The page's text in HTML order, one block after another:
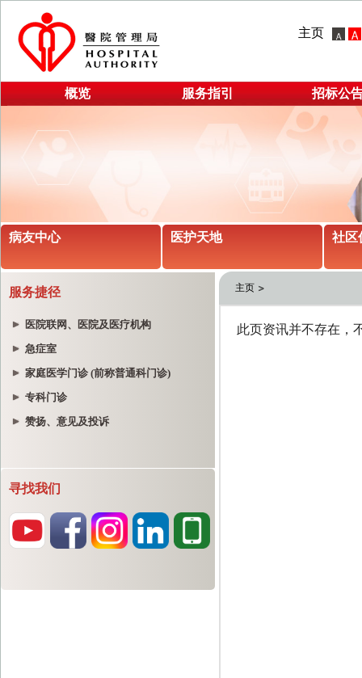
主页
概览 服务指引 招标公
病友中心 医护天地 社区
服务捷径
医院联网、医院及医疗机构
急症室
家庭医学门诊 (前称普通科门诊)
专科门诊
赞扬、意见及投诉
寻找我们
主页